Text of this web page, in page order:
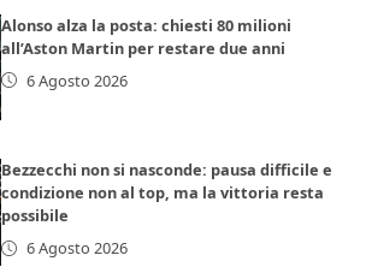
Alonso alza la posta: chiesti 80 milioni
all’Aston Martin per restare due anni
6 Agosto 2026
Bezzecchi non si nasconde: pausa difficile e
condizione non al top, ma la vittoria resta
possibile
6 Agosto 2026